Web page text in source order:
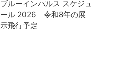
ブルーインパルス スケジュ
ール 2026｜令和8年の展
示飛行予定